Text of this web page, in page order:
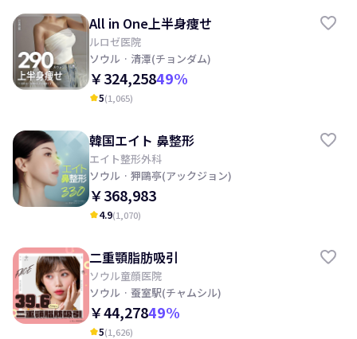
All in One上半身痩せ
ルロゼ医院
ソウル · 清潭(チョンダム)
￥324,25849%
kid_star5(1,065)
韓国エイト 鼻整形
エイト整形外科
ソウル · 狎鷗亭(アックジョン)
￥368,983
kid_star4.9(1,070)
二重顎脂肪吸引
ソウル童顔医院
ソウル · 蚕室駅(チャムシル)
￥44,27849%
kid_star5(1,626)